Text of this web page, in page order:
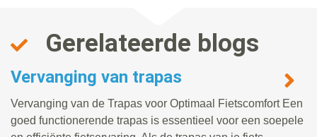
Gerelateerde blogs
Vervanging van trapas
Vervanging van de Trapas voor Optimaal Fietscomfort Een
goed functionerende trapas is essentieel voor een soepele